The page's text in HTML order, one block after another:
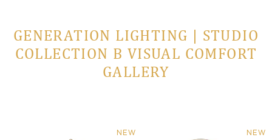
GENERATION LIGHTING | STUDIO
COLLECTION В VISUAL COMFORT
GALLERY
NEW NEW